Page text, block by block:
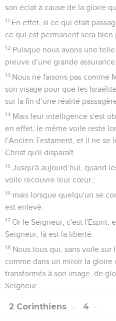
son éclat à cause de la gloire
11 En effet, si ce qui était
ce qui est permanent sera bien
12 Puisque nous avons une
preuve d’une grande assurance.
13 Nous ne faisons pas comme
son visage pour que les
sur la fin d’une réalité
14 Mais leur intelligence s'est
en effet, le même voile reste
l'Ancien Testament, et il ne se
Christ qu'il disparaît.
15 Jusqu'à aujourd’hui, quand
voile recouvre leur cœur ;
16 mais lorsque quelqu'un se
est enlevé.
17 Or le Seigneur, c'est l'Esprit,
Seigneur, là est la liberté.
18 Nous tous qui, sans voile sur
comme dans un miroir la gloire
transformés à son image, de
Seigneur.
2 Corinthiens 4